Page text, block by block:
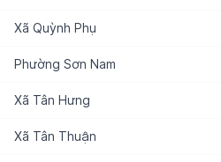
Xã Quỳnh Phụ
Phường Sơn Nam
Xã Tân Hưng
Xã Tân Thuận